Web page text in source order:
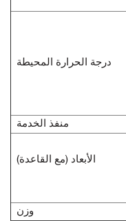
درجة الحرارة المحيطة
منفذ الخدمة
الأبعاد (مع القاعدة)
وزن